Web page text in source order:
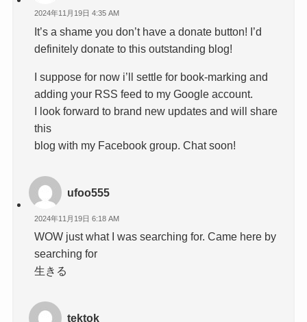
2024年11月19日 4:35 AM
It’s a shame you don’t have a donate button! I’d
definitely donate to this outstanding blog!
I suppose for now i’ll settle for book-marking and
adding your RSS feed to my Google account.
I look forward to brand new updates and will share
this
blog with my Facebook group. Chat soon!
ufoo555
2024年11月19日 6:18 AM
WOW just what I was searching for. Came here by
searching for
生きる
tektok